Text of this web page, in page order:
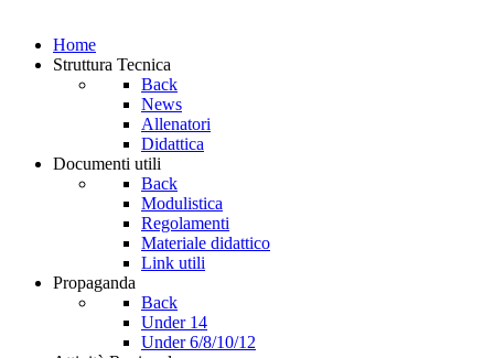
Home
Struttura Tecnica
Back
News
Allenatori
Didattica
Documenti utili
Back
Modulistica
Regolamenti
Materiale didattico
Link utili
Propaganda
Back
Under 14
Under 6/8/10/12